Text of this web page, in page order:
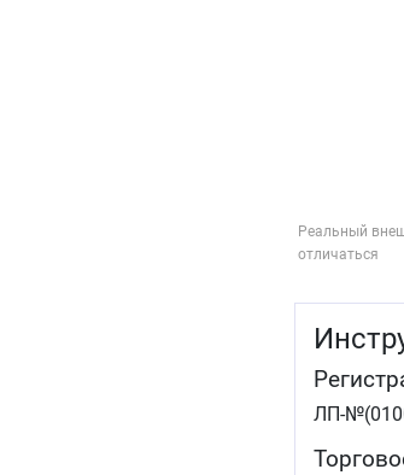
Реальный
отличаться
ЛП-